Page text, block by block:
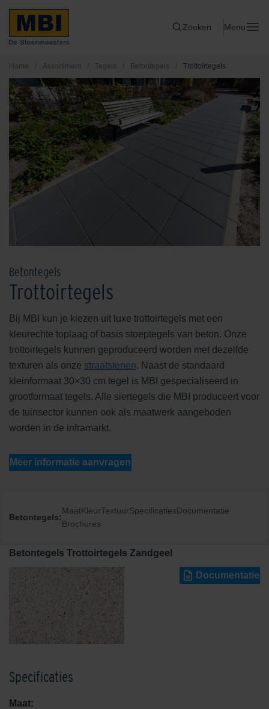
Zoeken Menu
Home / Assortiment / Tegels / Betontegels / Trottoirtegels
Betontegels
Trottoirtegels
Bij MBI kun je kiezen uit luxe trottoirtegels met een
kleurechte toplaag of basis stoeptegels van beton. Onze
trottoirtegels kunnen geproduceerd worden met dezelfde
texturen als onze straatstenen. Naast de standaard
kleinformaat 30×30 cm tegel is MBI gespecialiseerd in
grootformaat tegels. Alle siertegels die MBI produceert voor
de tuinsector kunnen ook als maatwerk aangeboden
worden in de inframarkt.
Meer informatie aanvragen
Betontegels:
MaatKleurTextuurSpecificatiesDocumentatie
Brochures
Betontegels Trottoirtegels Zandgeel
Documentatie
Specificaties
Maat: